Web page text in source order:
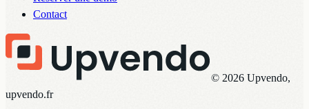
Contact
© 2026 Upvendo,
upvendo.fr